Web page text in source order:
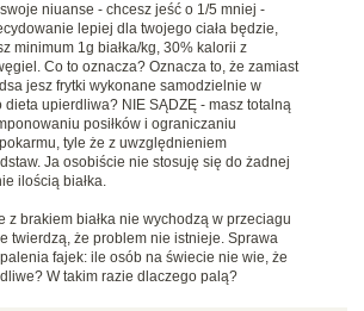
niuanse - chcesz jeść o 1/5 mniej -
lepiej dla twojego ciała będzie,
minimum 1g białka/kg, 30% kalorii z
Co to oznacza? Oznacza to, że zamiast
jesz frytki wykonane samodzielnie w
dieta upierdliwa? NIE SĄDZĘ - masz totalną
posiłków i ograniczaniu
tyle że z uwzględnieniem
Ja osobiście nie stosuję się do żadnej
ilością białka.
z brakiem białka nie wychodzą w przeciagu
twierdzą, że problem nie istnieje. Sprawa
fajek: ile osób na świecie nie wie, że
W takim razie dlaczego palą?